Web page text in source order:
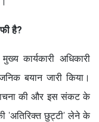
है?
कार्यकारी अधिकारी
बयान जारी किया।
याचना की और इस संकट के
'अतिरिक्त छुट्टी' लेने के